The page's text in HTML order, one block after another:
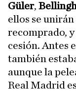
Güler,
ellos se unirán
recomprado,
cesión. Antes
también
aunque la
Real Madrid